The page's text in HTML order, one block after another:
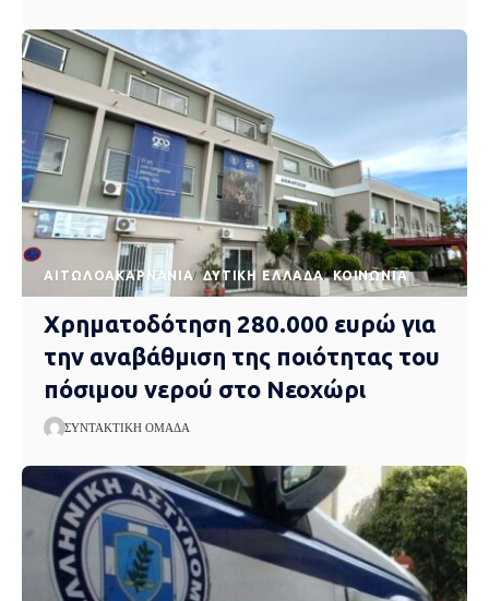
AΙΤΩΛΟΑΚΑΡΝΑΝΊΑ ΔΥΤΙΚΉ ΕΛΛΆΔΑ ΚΟΙΝΩΝΊΑ
Χρηματοδότηση 280.000 ευρώ για
την αναβάθμιση της ποιότητας του
πόσιμου νερού στο Νεοχώρι
ΣΥΝΤΑΚΤΙΚΉ ΟΜΆΔΑ